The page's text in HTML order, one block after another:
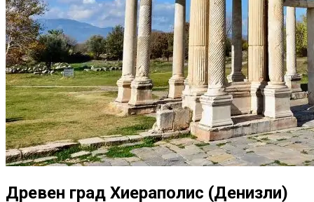
Древен град Хиераполис (Денизли)